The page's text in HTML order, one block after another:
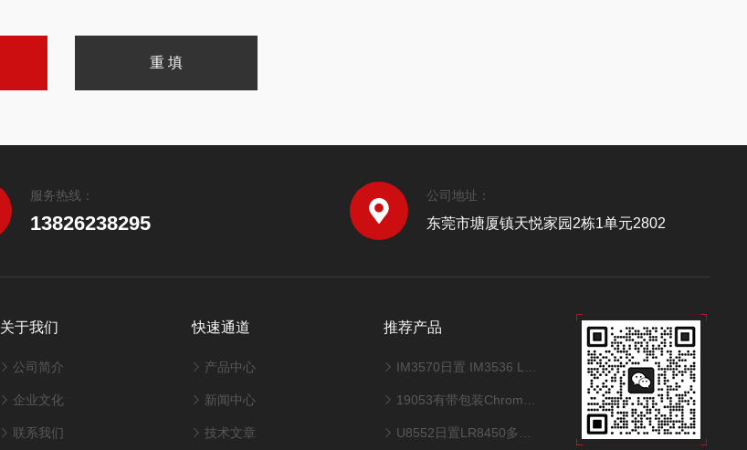
服务热线：
13826238295
公司地址：
东莞市塘厦镇天悦家园2栋1单元2802
关于我们
公司简介
企业文化
联系我们
快速通道
产品中心
新闻中心
技术文章
推荐产品
IM3570日置 IM3536 L2000高精度LCR测试仪带夹具
19053有带包装Chroma致茂19073耐压绝缘检测仪
U8552日置LR8450多通道温压数据采集仪